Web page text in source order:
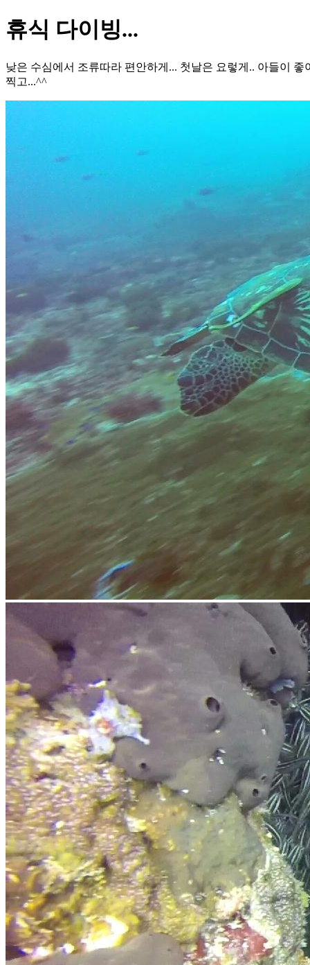
휴식 다이빙...
낮은 수심에서 조류따라 편안하게... 첫날은 요렇게.. 아들이
찍고...^^